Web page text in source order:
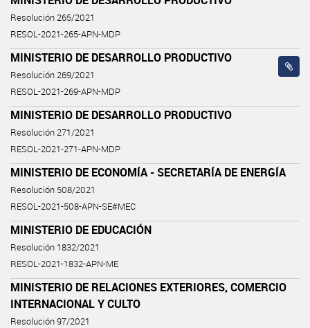
Resolución 265/2021
RESOL-2021-265-APN-MDP
MINISTERIO DE DESARROLLO PRODUCTIVO
Resolución 269/2021
RESOL-2021-269-APN-MDP
MINISTERIO DE DESARROLLO PRODUCTIVO
Resolución 271/2021
RESOL-2021-271-APN-MDP
MINISTERIO DE ECONOMÍA - SECRETARÍA DE ENERGÍA
Resolución 508/2021
RESOL-2021-508-APN-SE#MEC
MINISTERIO DE EDUCACIÓN
Resolución 1832/2021
RESOL-2021-1832-APN-ME
MINISTERIO DE RELACIONES EXTERIORES, COMERCIO
INTERNACIONAL Y CULTO
Resolución 97/2021